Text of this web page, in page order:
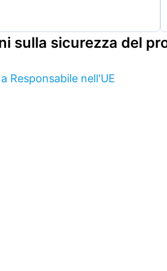
sulla sicurezza del
Responsabile nell'UE